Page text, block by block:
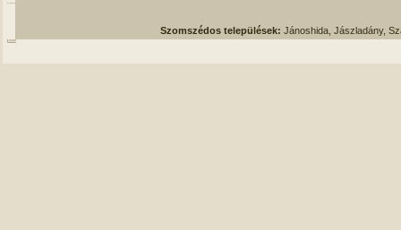
Szomszédos települések: Jánoshida, Jászladány,